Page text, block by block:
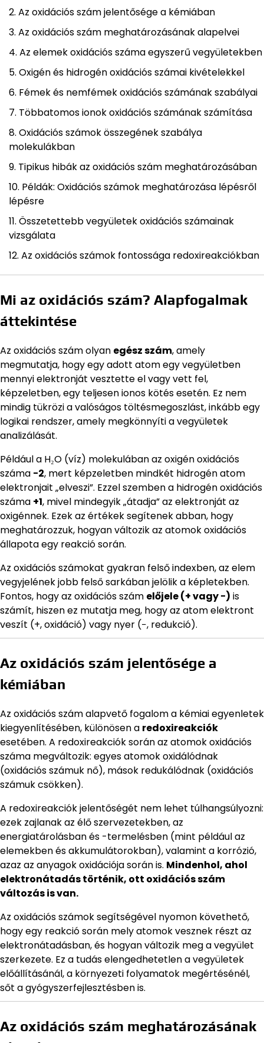
Az oxidációs szám jelentősége a kémiában
Az oxidációs szám meghatározásának alapelvei
Az elemek oxidációs száma egyszerű vegyületekben
Oxigén és hidrogén oxidációs számai kivételekkel
Fémek és nemfémek oxidációs számának szabályai
Többatomos ionok oxidációs számának számítása
Oxidációs számok összegének szabálya
molekulákban
Tipikus hibák az oxidációs szám meghatározásában
Példák: Oxidációs számok meghatározása lépésről
lépésre
Összetettebb vegyületek oxidációs számainak
vizsgálata
Az oxidációs számok fontossága redoxireakciókban
Mi az oxidációs szám? Alapfogalmak
áttekintése
Az oxidációs szám olyan egész szám, amely
megmutatja, hogy egy adott atom egy vegyületben
mennyi elektronját vesztette el vagy vett fel,
képzeletben, egy teljesen ionos kötés esetén. Ez nem
mindig tükrözi a valóságos töltésmegoszlást, inkább egy
logikai rendszer, amely megkönnyíti a vegyületek
analizálását.
Például a H₂O (víz) molekulában az oxigén oxidációs
száma −2, mert képzeletben mindkét hidrogén atom
elektronjait „elveszi”. Ezzel szemben a hidrogén oxidációs
száma +1, mivel mindegyik „átadja” az elektronját az
oxigénnek. Ezek az értékek segítenek abban, hogy
meghatározzuk, hogyan változik az atomok oxidációs
állapota egy reakció során.
Az oxidációs számokat gyakran felső indexben, az elem
vegyjelének jobb felső sarkában jelölik a képletekben.
Fontos, hogy az oxidációs szám előjele (+ vagy −) is
számít, hiszen ez mutatja meg, hogy az atom elektront
veszít (+, oxidáció) vagy nyer (−, redukció).
Az oxidációs szám jelentősége a
kémiában
Az oxidációs szám alapvető fogalom a kémiai egyenletek
kiegyenlítésében, különösen a redoxireakciók
esetében. A redoxireakciók során az atomok oxidációs
száma megváltozik: egyes atomok oxidálódnak
(oxidációs számuk nő), mások redukálódnak (oxidációs
számuk csökken).
A redoxireakciók jelentőségét nem lehet túlhangsúlyozni:
ezek zajlanak az élő szervezetekben, az
energiatárolásban és -termelésben (mint például az
elemekben és akkumulátorokban), valamint a korrózió,
azaz az anyagok oxidációja során is. Mindenhol, ahol
elektronátadás történik, ott oxidációs szám
változás is van.
Az oxidációs számok segítségével nyomon követhető,
hogy egy reakció során mely atomok vesznek részt az
elektronátadásban, és hogyan változik meg a vegyület
szerkezete. Ez a tudás elengedhetetlen a vegyületek
előállításánál, a környezeti folyamatok megértésénél,
sőt a gyógyszerfejlesztésben is.
Az oxidációs szám meghatározásának